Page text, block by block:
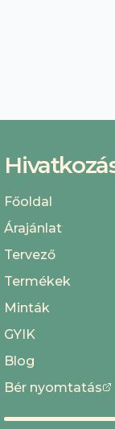
Főoldal
Árajánlat
Tervező
Termékek
Minták
GYIK
Blog
Bér nyomtatás